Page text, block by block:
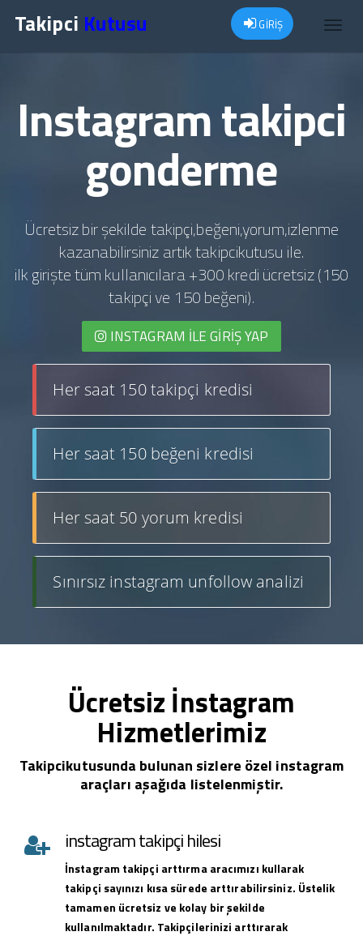
Takipci Kutusu GİRİŞ
Instagram takipci
gonderme
Ücretsiz bir şekilde takipçi,beğeni,yorum,izlenme
kazanabilirsiniz artık takipcikutusu ile.
ilk girişte tüm kullanıcılara +300 kredi ücretsiz (150
takipçi ve 150 beğeni).
INSTAGRAM İLE GIRIŞ YAP
Her saat 150 takipçi kredisi
Her saat 150 beğeni kredisi
Her saat 50 yorum kredisi
Sınırsız instagram unfollow analizi
Ücretsiz İnstagram
Hizmetlerimiz
Takipcikutusunda bulunan sizlere özel instagram
araçları aşağıda listelenmiştir.
instagram takipçi hilesi
İnstagram takipçi arttırma aracımızı kullarak
takipçi sayınızı kısa sürede arttırabilirsiniz. Üstelik
tamamen ücretsiz ve kolay bir şekilde
kullanılmaktadır. Takipçilerinizi arttırarak